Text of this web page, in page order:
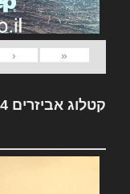
«
‹
קטלוג אביזרים Jeep 1984